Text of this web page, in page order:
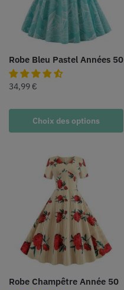
Robe Bleu Pastel Années 50
34,99 €
Choix des options
Robe Champêtre Année 50